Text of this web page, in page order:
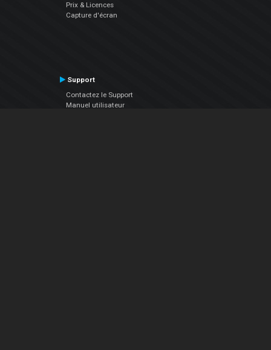
Prix & Licences
Capture d'écran
Support
Contactez le Support
Manuel utilisateur